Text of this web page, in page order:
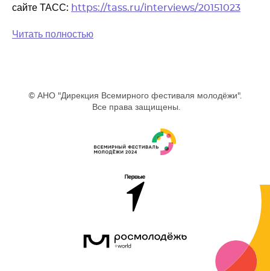
сайте ТАСС: https://tass.ru/interviews/20151023
Читать полностью
© АНО "Дирекция Всемирного фестиваля молодёжи".
Все права защищены.